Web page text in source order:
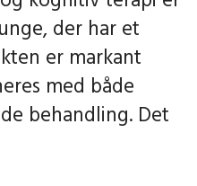
der har et
er markant
med både
behandling. Det